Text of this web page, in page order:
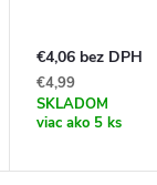
€4,06 bez DPH
€4,99
SKLADOM
viac ako 5 ks